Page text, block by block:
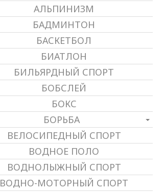
АЛЬПИНИЗМ
БАДМИНТОН
БАСКЕТБОЛ
БИАТЛОН
БИЛЬЯРДНЫЙ СПОРТ
БОБСЛЕЙ
БОКС
БОРЬБА
ВЕЛОСИПЕДНЫЙ СПОРТ
ВОДНОЕ ПОЛО
ВОДНОЛЫЖНЫЙ СПОРТ
ВОДНО-МОТОРНЫЙ СПОРТ